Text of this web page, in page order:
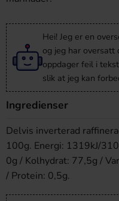
Hei! Jeg er en
og jeg har oversatt
oppdager feil i
slik at jeg kan
Ingredienser
Delvis inverterad
100g. Energi: 1319kJ/
0g / Kolhydrat: 77,5g /
/ Protein: 0,5g.